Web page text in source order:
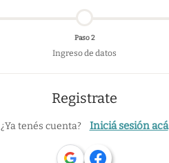
Paso 2
Ingreso de datos
Registrate
¿Ya tenés cuenta? Iniciá sesión acá